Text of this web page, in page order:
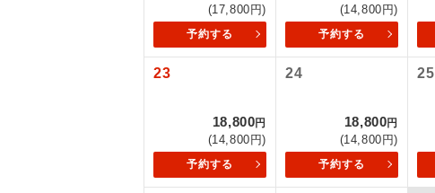
(17,800円)
予約する
(14,800円)
予約する
23
18,800円
(14,800円)
予約する
24
18,800円
(14,800円)
予約する
25
絶景
温泉
大浴場